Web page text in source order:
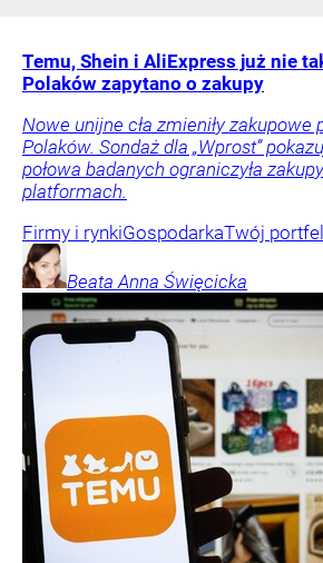
Temu, Shein i AliExpress już nie
Polaków zapytano o zakupy
Nowe unijne cła zmieniły zakupowe
Polaków. Sondaż dla „Wprost”
połowa badanych ograniczyła
platformach.
Firmy i rynkiGospodarkaTwój portfel
Beata Anna Święcicka